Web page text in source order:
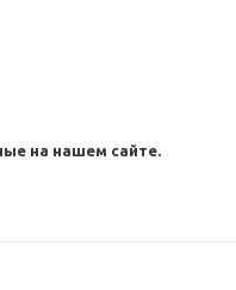
на нашем сайте.